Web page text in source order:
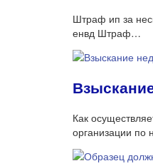
Штраф ип за
енвд Штраф…
Как
организации